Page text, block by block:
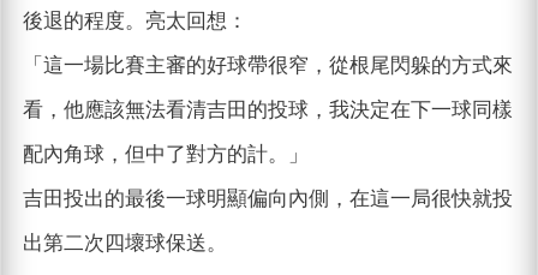
後退的程度。亮太回想：
「這一場比賽主審的好球帶很窄，從根尾閃躲的方式來
看，他應該無法看清吉田的投球，我決定在下一球同樣
配內角球，但中了對方的計。」
吉田投出的最後一球明顯偏向內側，在這一局很快就投
出第二次四壞球保送。